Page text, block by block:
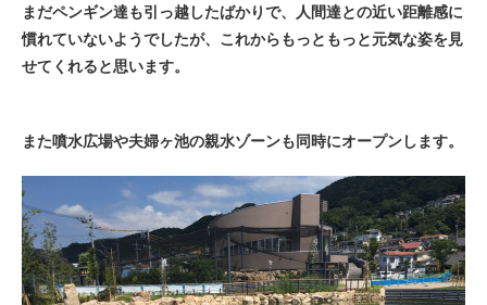
まだペンギン達も引っ越したばかりで、人間達との近い距離感に
慣れていないようでしたが、これからもっともっと元気な姿を見
せてくれると思います。
また噴水広場や夫婦ヶ池の親水ゾーンも同時にオープンします。